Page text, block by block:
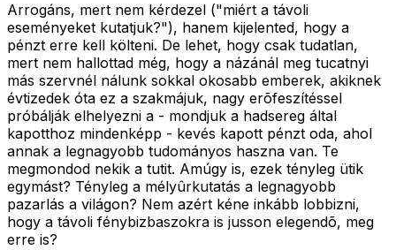
Arrogáns, mert nem kérdezel ("miért a távoli
eseményeket kutatjuk?"), hanem kijelented, hogy a
pénzt erre kell költeni. De lehet, hogy csak tudatlan,
mert nem hallottad még, hogy a názánál meg tucatnyi
más szervnél nálunk sokkal okosabb emberek, akiknek
évtizedek óta ez a szakmájuk, nagy erõfeszítéssel
próbálják elhelyezni a - mondjuk a hadsereg által
kapotthoz mindenképp - kevés kapott pénzt oda, ahol
annak a legnagyobb tudományos haszna van. Te
megmondod nekik a tutit. Amúgy is, ezek tényleg ütik
egymást? Tényleg a mélyûrkutatás a legnagyobb
pazarlás a világon? Nem azért kéne inkább lobbizni,
hogy a távoli fénybizbaszokra is jusson elegendõ, meg
erre is?